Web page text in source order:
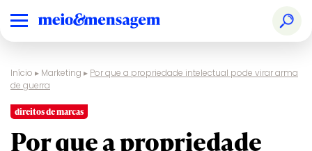
Início ▸ Marketing ▸ Por que a propriedade intelectual pode virar arma
de guerra
direitos de marcas
Por que a propriedade